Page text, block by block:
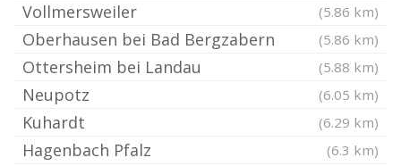
Vollmersweiler (5.86 km)
Oberhausen bei Bad Bergzabern (5.86 km)
Ottersheim bei Landau (5.88 km)
Neupotz (6.05 km)
Kuhardt (6.29 km)
Hagenbach Pfalz (6.3 km)